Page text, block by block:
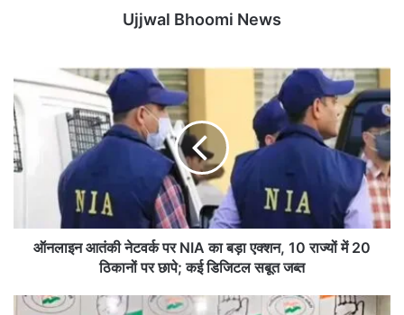
Ujjwal Bhoomi News
ऑ
न
ला
इ
न
आ
ने
ऑनलाइन आतंकी नेटवर्क पर NIA का बड़ा एक्शन, 10 राज्यों में 20
ठिकानों पर छापे; कई डिजिटल सबूत जब्त